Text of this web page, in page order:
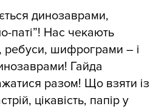
динозаврами,
паті”! Нас чекають
ребуси, шифрограми – і
Гайда
разом! Що взяти із
цікавість, папір у